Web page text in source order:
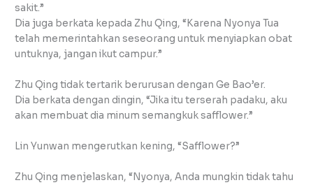
sakit.”
Dia juga berkata kepada Zhu Qing, “Karena Nyonya Tua
telah memerintahkan seseorang untuk menyiapkan obat
untuknya, jangan ikut campur.”
Zhu Qing tidak tertarik berurusan dengan Ge Bao’er.
Dia berkata dengan dingin, “Jika itu terserah padaku, aku
akan membuat dia minum semangkuk safflower.”
Lin Yunwan mengerutkan kening, “Safflower?”
Zhu Qing menjelaskan, “Nyonya, Anda mungkin tidak tahu